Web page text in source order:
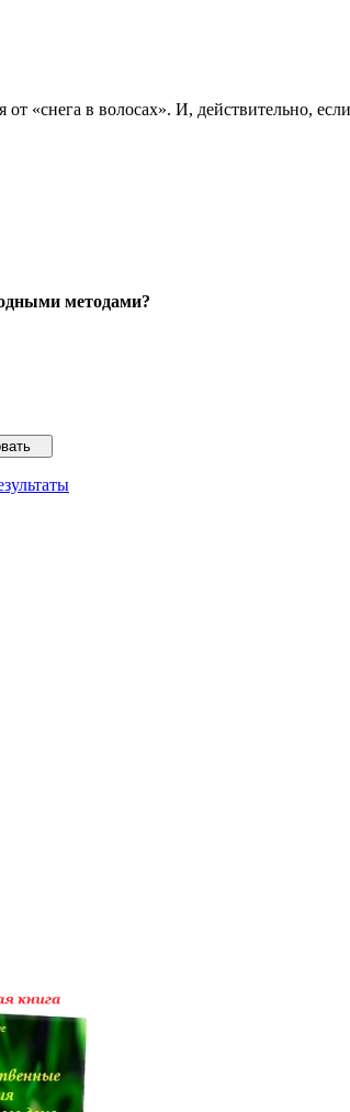
«снега в волосах». И, действительно,
методами?